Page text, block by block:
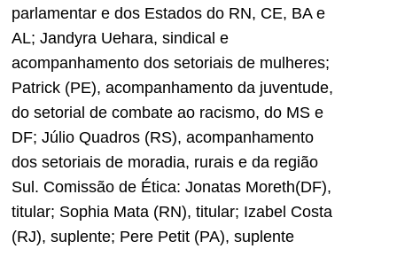
parlamentar e dos Estados do RN, CE, BA e
AL; Jandyra Uehara, sindical e
acompanhamento dos setoriais de mulheres;
Patrick (PE), acompanhamento da juventude,
do setorial de combate ao racismo, do MS e
DF; Júlio Quadros (RS), acompanhamento
dos setoriais de moradia, rurais e da região
Sul. Comissão de Ética: Jonatas Moreth(DF),
titular; Sophia Mata (RN), titular; Izabel Costa
(RJ), suplente; Pere Petit (PA), suplente